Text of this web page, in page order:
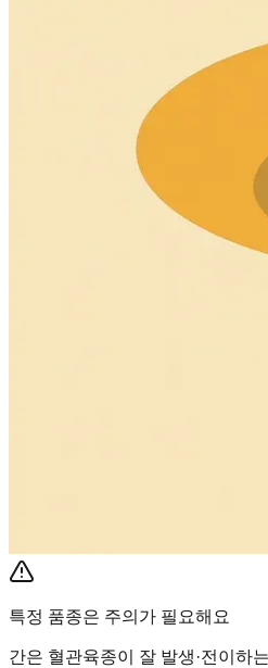
특정 품종은 주의가 필요해요
간은 혈관육종이 잘 발생·전이하